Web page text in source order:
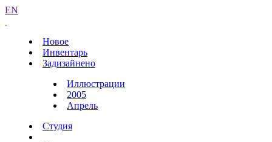
EN
Новое
Инвентарь
Задизайнено
Иллюстрации
2005
Апрель
Студия